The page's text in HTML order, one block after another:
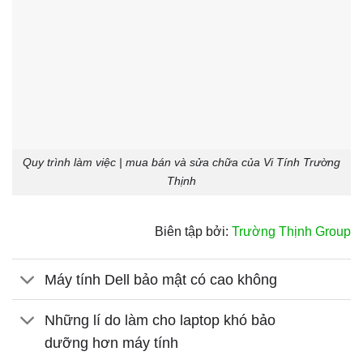
Quy trình làm việc | mua bán và sửa chữa của Vi Tính Trường
Thịnh
Biên tập bởi: Trường Thịnh Group
Máy tính Dell bảo mật có cao không
Những lí do làm cho laptop khó bảo
dưỡng hơn máy tính